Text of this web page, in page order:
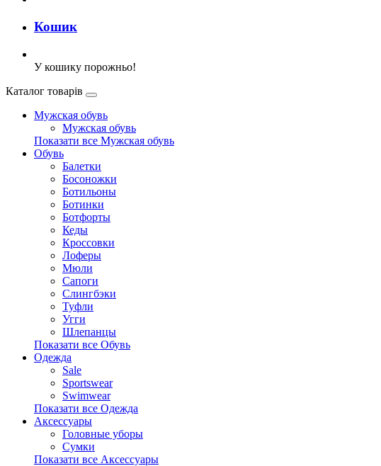
Кошик
У кошику порожньо!
Каталог товарів
Мужская обувь
Мужская обувь
Показати все Мужская обувь
Обувь
Балетки
Босоножки
Ботильоны
Ботинки
Ботфорты
Кеды
Кроссовки
Лоферы
Мюли
Сапоги
Слингбэки
Туфли
Угги
Шлепанцы
Показати все Обувь
Одежда
Sale
Sportswear
Swimwear
Показати все Одежда
Аксессуары
Головные уборы
Сумки
Показати все Аксессуары